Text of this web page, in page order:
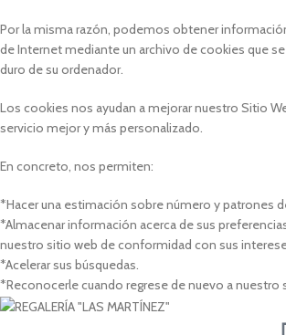
Por la misma razón, podemos obtener
de Internet mediante un archivo de cookies que
duro de su ordenador.
Los cookies nos ayudan a mejorar nuestro Sitio
servicio mejor y más personalizado.
En concreto, nos permiten:
*Hacer una estimación sobre número y patrones
*Almacenar información acerca de sus
nuestro sitio web de conformidad con sus
*Acelerar sus búsquedas.
*Reconocerle cuando regrese de nuevo a nuestro